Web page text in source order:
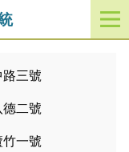
開
啟
路三號
德二號
竹一號